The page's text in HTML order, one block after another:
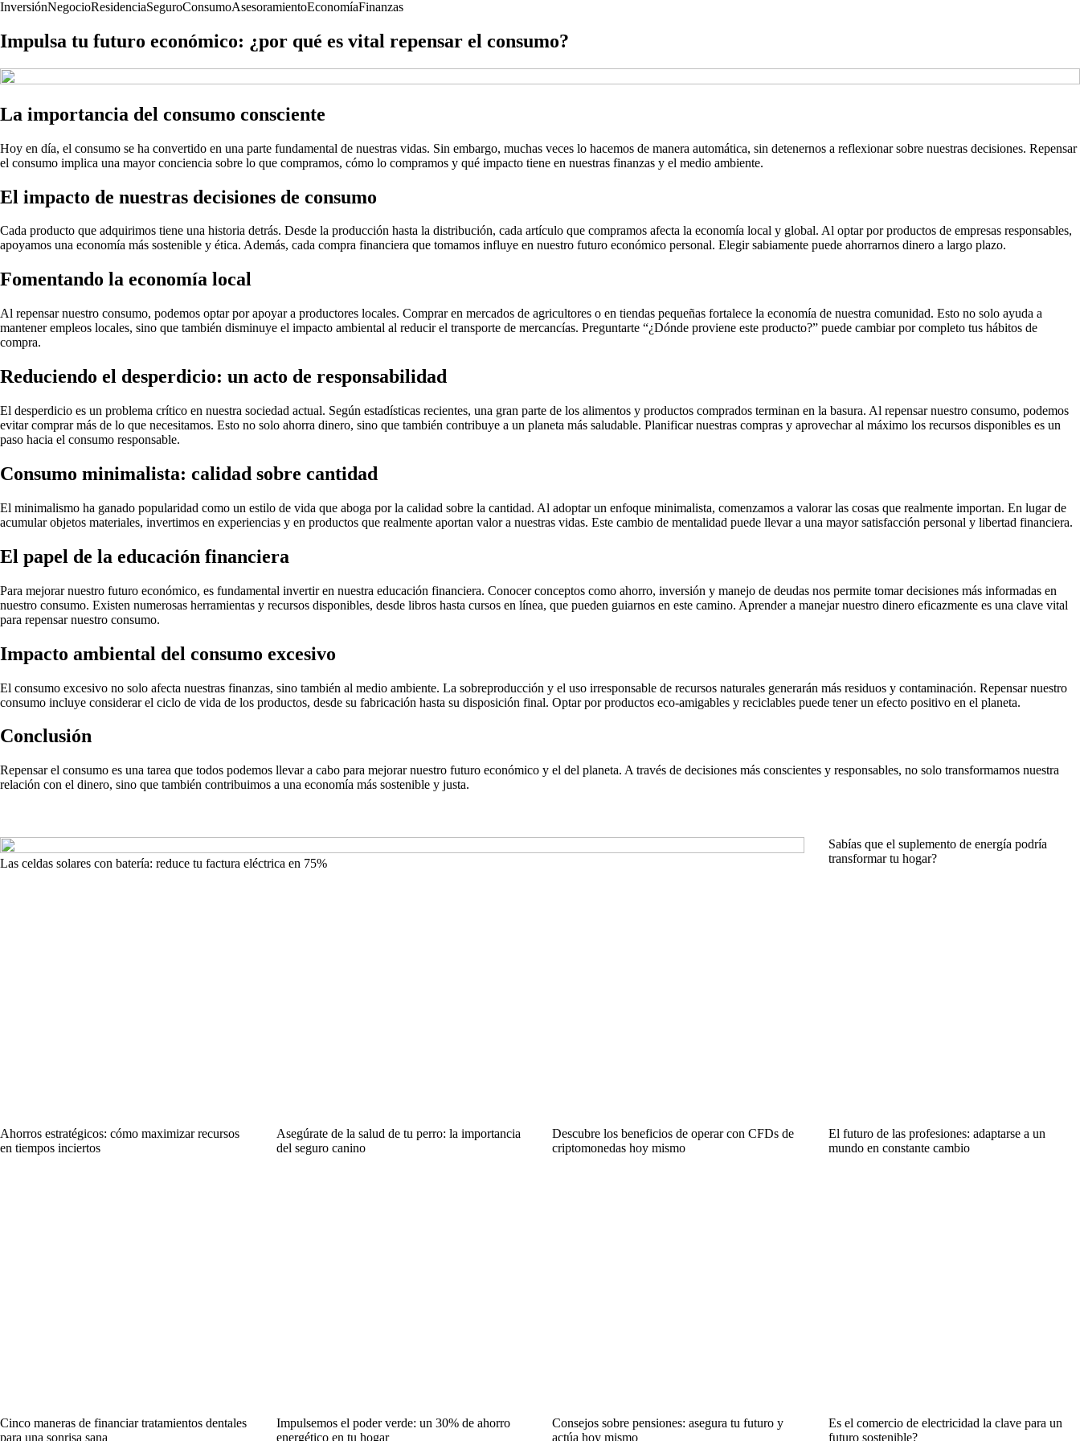
InversiónNegocioResidenciaSeguroConsumoAsesoramientoEconomíaFinanzas
Impulsa tu futuro económico: ¿por qué es vital repensar el consumo?
La importancia del consumo consciente
Hoy en día, el consumo se ha convertido en una parte fundamental de nuestras vidas. Sin embargo, muchas veces lo hacemos de manera automática, sin detenernos a reflexionar sobre nuestras decisiones. Repensar
el consumo implica una mayor conciencia sobre lo que compramos, cómo lo compramos y qué impacto tiene en nuestras finanzas y el medio ambiente.
El impacto de nuestras decisiones de consumo
Cada producto que adquirimos tiene una historia detrás. Desde la producción hasta la distribución, cada artículo que compramos afecta la economía local y global. Al optar por productos de empresas responsables,
apoyamos una economía más sostenible y ética. Además, cada compra financiera que tomamos influye en nuestro futuro económico personal. Elegir sabiamente puede ahorrarnos dinero a largo plazo.
Fomentando la economía local
Al repensar nuestro consumo, podemos optar por apoyar a productores locales. Comprar en mercados de agricultores o en tiendas pequeñas fortalece la economía de nuestra comunidad. Esto no solo ayuda a
mantener empleos locales, sino que también disminuye el impacto ambiental al reducir el transporte de mercancías. Preguntarte “¿Dónde proviene este producto?” puede cambiar por completo tus hábitos de
compra.
Reduciendo el desperdicio: un acto de responsabilidad
El desperdicio es un problema crítico en nuestra sociedad actual. Según estadísticas recientes, una gran parte de los alimentos y productos comprados terminan en la basura. Al repensar nuestro consumo, podemos
evitar comprar más de lo que necesitamos. Esto no solo ahorra dinero, sino que también contribuye a un planeta más saludable. Planificar nuestras compras y aprovechar al máximo los recursos disponibles es un
paso hacia el consumo responsable.
Consumo minimalista: calidad sobre cantidad
El minimalismo ha ganado popularidad como un estilo de vida que aboga por la calidad sobre la cantidad. Al adoptar un enfoque minimalista, comenzamos a valorar las cosas que realmente importan. En lugar de
acumular objetos materiales, invertimos en experiencias y en productos que realmente aportan valor a nuestras vidas. Este cambio de mentalidad puede llevar a una mayor satisfacción personal y libertad financiera.
El papel de la educación financiera
Para mejorar nuestro futuro económico, es fundamental invertir en nuestra educación financiera. Conocer conceptos como ahorro, inversión y manejo de deudas nos permite tomar decisiones más informadas en
nuestro consumo. Existen numerosas herramientas y recursos disponibles, desde libros hasta cursos en línea, que pueden guiarnos en este camino. Aprender a manejar nuestro dinero eficazmente es una clave vital
para repensar nuestro consumo.
Impacto ambiental del consumo excesivo
El consumo excesivo no solo afecta nuestras finanzas, sino también al medio ambiente. La sobreproducción y el uso irresponsable de recursos naturales generarán más residuos y contaminación. Repensar nuestro
consumo incluye considerar el ciclo de vida de los productos, desde su fabricación hasta su disposición final. Optar por productos eco-amigables y reciclables puede tener un efecto positivo en el planeta.
Conclusión
Repensar el consumo es una tarea que todos podemos llevar a cabo para mejorar nuestro futuro económico y el del planeta. A través de decisiones más conscientes y responsables, no solo transformamos nuestra
relación con el dinero, sino que también contribuimos a una economía más sostenible y justa.
Las celdas solares con batería: reduce tu factura eléctrica en 75%
Sabías que el suplemento de energía podría
transformar tu hogar?
Ahorros estratégicos: cómo maximizar recursos
en tiempos inciertos
Asegúrate de la salud de tu perro: la importancia
del seguro canino
Descubre los beneficios de operar con CFDs de
criptomonedas hoy mismo
El futuro de las profesiones: adaptarse a un
mundo en constante cambio
Cinco maneras de financiar tratamientos dentales
para una sonrisa sana
Impulsemos el poder verde: un 30% de ahorro
energético en tu hogar
Consejos sobre pensiones: asegura tu futuro y
actúa hoy mismo
Es el comercio de electricidad la clave para un
futuro sostenible?